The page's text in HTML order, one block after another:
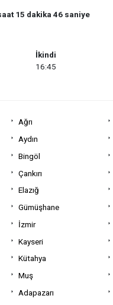
15 dakika 46 saniye
İkindi
16:45
Ağrı
Aydın
Bingöl
Çankırı
Elazığ
Gümüşhane
İzmir
Kayseri
Kütahya
Muş
Adapazarı